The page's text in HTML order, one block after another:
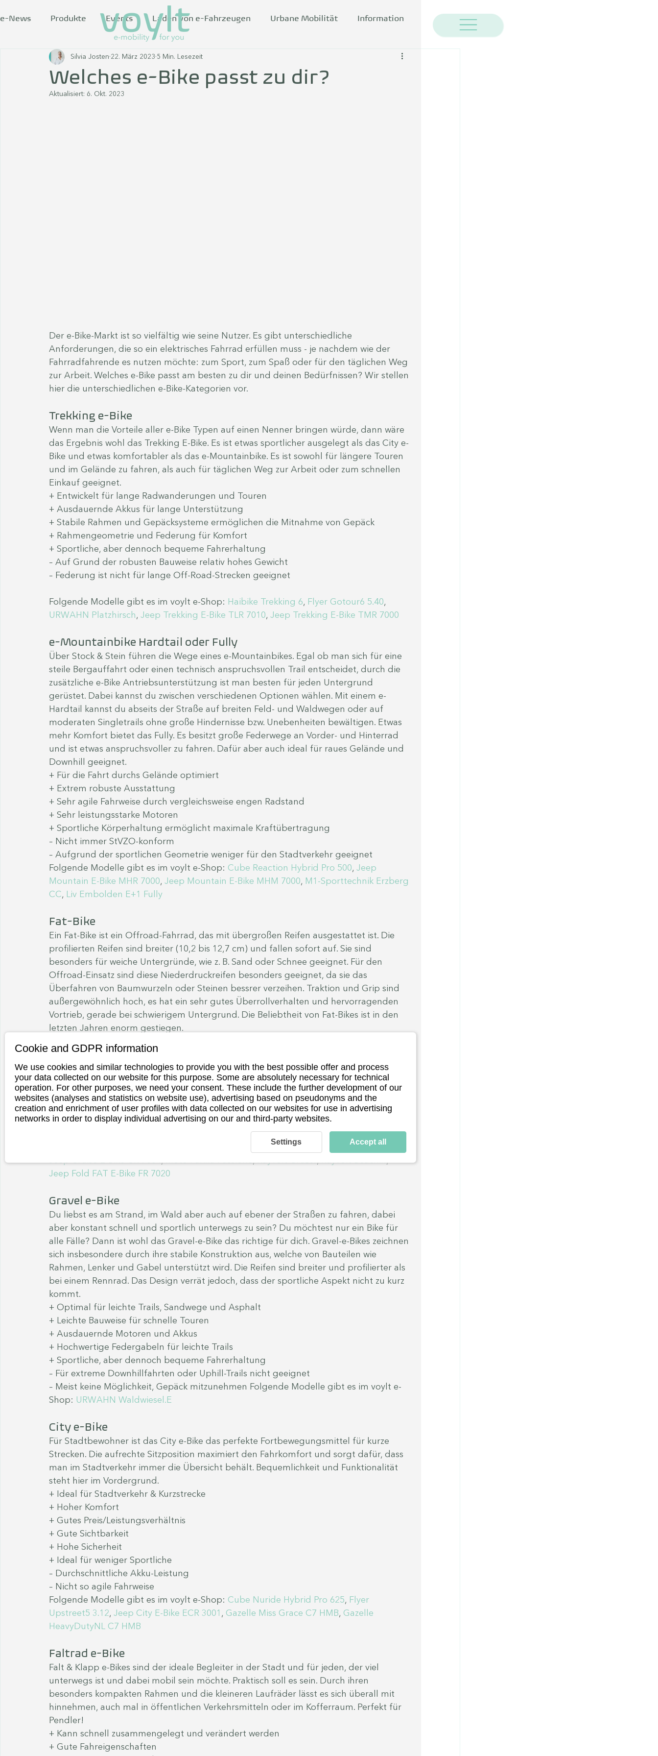
e-News Produkte Events Laden von e-Fahrzeugen Urbane Mobilität Information
Welches e-Bike passt zu dir?
Silvia Josten 22. März 2023 5 Min. Lesezeit
Aktualisiert: 6. Okt. 2023
Der e-Bike-Markt ist so vielfältig wie seine Nutzer. Es gibt unterschiedliche
Anforderungen, die so ein elektrisches Fahrrad erfüllen muss - je nachdem wie der
Fahrradfahrende es nutzen möchte: zum Sport, zum Spaß oder für den täglichen Weg
zur Arbeit. Welches e-Bike passt am besten zu dir und deinen Bedürfnissen? Wir stellen
hier die unterschiedlichen e-Bike-Kategorien vor.
Trekking e-Bike
Wenn man die Vorteile aller e-Bike Typen auf einen Nenner bringen würde, dann wäre
das Ergebnis wohl das Trekking E-Bike. Es ist etwas sportlicher ausgelegt als das City e-
Bike und etwas komfortabler als das e-Mountainbike. Es ist sowohl für längere Touren
und im Gelände zu fahren, als auch für täglichen Weg zur Arbeit oder zum schnellen
Einkauf geeignet.
+ Entwickelt für lange Radwanderungen und Touren
+ Ausdauernde Akkus für lange Unterstützung
+ Stabile Rahmen und Gepäcksysteme ermöglichen die Mitnahme von Gepäck
+ Rahmengeometrie und Federung für Komfort
+ Sportliche, aber dennoch bequeme Fahrerhaltung
– Auf Grund der robusten Bauweise relativ hohes Gewicht
– Federung ist nicht für lange Off-Road-Strecken geeignet
Folgende Modelle gibt es im voylt e-Shop: Haibike Trekking 6, Flyer Gotour6 5.40,
URWAHN Platzhirsch, Jeep Trekking E-Bike TLR 7010, Jeep Trekking E-Bike TMR 7000
e-Mountainbike Hardtail oder Fully
Über Stock & Stein führen die Wege eines e-Mountainbikes. Egal ob man sich für eine
steile Bergauffahrt oder einen technisch anspruchsvollen Trail entscheidet, durch die
zusätzliche e-Bike Antriebsunterstützung ist man besten für jeden Untergrund
gerüstet. Dabei kannst du zwischen verschiedenen Optionen wählen. Mit einem e-
Hardtail kannst du abseits der Straße auf breiten Feld- und Waldwegen oder auf
moderaten Singletrails ohne große Hindernisse bzw. Unebenheiten bewältigen. Etwas
mehr Komfort bietet das Fully. Es besitzt große Federwege an Vorder- und Hinterrad
und ist etwas anspruchsvoller zu fahren. Dafür aber auch ideal für raues Gelände und
Downhill geeignet.
+ Für die Fahrt durchs Gelände optimiert
+ Extrem robuste Ausstattung
+ Sehr agile Fahrweise durch vergleichsweise engen Radstand
+ Sehr leistungsstarke Motoren
+ Sportliche Körperhaltung ermöglicht maximale Kraftübertragung
– Nicht immer StVZO-konform
– Aufgrund der sportlichen Geometrie weniger für den Stadtverkehr geeignet
Folgende Modelle gibt es im voylt e-Shop: Cube Reaction Hybrid Pro 500, Jeep
Mountain E-Bike MHR 7000, Jeep Mountain E-Bike MHM 7000, M1-Sporttechnik Erzberg
CC, Liv Embolden E+1 Fully
Fat-Bike
Ein Fat-Bike ist ein Offroad-Fahrrad, das mit übergroßen Reifen ausgestattet ist. Die
profilierten Reifen sind breiter (10,2 bis 12,7 cm) und fallen sofort auf. Sie sind
besonders für weiche Untergründe, wie z. B. Sand oder Schnee geeignet. Für den
Offroad-Einsatz sind diese Niederdruckreifen besonders geeignet, da sie das
Überfahren von Baumwurzeln oder Steinen bessrer verzeihen. Traktion und Grip sind
außergewöhnlich hoch, es hat ein sehr gutes Überrollverhalten und hervorragenden
Vortrieb, gerade bei schwierigem Untergrund. Die Beliebtheit von Fat-Bikes ist in den
letzten Jahren enorm gestiegen.
+ Für die Fahrt durchs Gelände optimiert
+ Sehr guter Grip
+ Bessere Traktion
+ Fahrspaß
- Hoher Preis
- Hohes Gewicht
Jeep Mountain FAT E-Bike MHFR 7100,
Jeep Cruise E-Bike CR 7004, Moto Parilla Passione, Rayvolt Cruzer, Rayvolt Beachin,
Jeep Fold FAT E-Bike FR 7020
Gravel e-Bike
Du liebst es am Strand, im Wald aber auch auf ebener der Straßen zu fahren, dabei
aber konstant schnell und sportlich unterwegs zu sein? Du möchtest nur ein Bike für
alle Fälle? Dann ist wohl das Gravel-e-Bike das richtige für dich. Gravel-e-Bikes zeichnen
sich insbesondere durch ihre stabile Konstruktion aus, welche von Bauteilen wie
Rahmen, Lenker und Gabel unterstützt wird. Die Reifen sind breiter und profilierter als
bei einem Rennrad. Das Design verrät jedoch, dass der sportliche Aspekt nicht zu kurz
kommt.
+ Optimal für leichte Trails, Sandwege und Asphalt
+ Leichte Bauweise für schnelle Touren
+ Ausdauernde Motoren und Akkus
+ Hochwertige Federgabeln für leichte Trails
+ Sportliche, aber dennoch bequeme Fahrerhaltung
– Für extreme Downhillfahrten oder Uphill-Trails nicht geeignet
– Meist keine Möglichkeit, Gepäck mitzunehmen Folgende Modelle gibt es im voylt e-
Shop: URWAHN Waldwiesel.E
City e-Bike
Für Stadtbewohner ist das City e-Bike das perfekte Fortbewegungsmittel für kurze
Strecken. Die aufrechte Sitzposition maximiert den Fahrkomfort und sorgt dafür, dass
man im Stadtverkehr immer die Übersicht behält. Bequemlichkeit und Funktionalität
steht hier im Vordergrund.
+ Ideal für Stadtverkehr & Kurzstrecke
+ Hoher Komfort
+ Gutes Preis/Leistungsverhältnis
+ Gute Sichtbarkeit
+ Hohe Sicherheit
+ Ideal für weniger Sportliche
– Durchschnittliche Akku-Leistung
– Nicht so agile Fahrweise
Folgende Modelle gibt es im voylt e-Shop: Cube Nuride Hybrid Pro 625, Flyer
Upstreet5 3.12, Jeep City E-Bike ECR 3001 , Gazelle Miss Grace C7 HMB, Gazelle
HeavyDutyNL C7 HMB
Faltrad e-Bike
Falt & Klapp e-Bikes sind der ideale Begleiter in der Stadt und für jeden, der viel
unterwegs ist und dabei mobil sein möchte. Praktisch soll es sein. Durch ihren
besonders kompakten Rahmen und die kleineren Laufräder lässt es sich überall mit
hinnehmen, auch mal in öffentlichen Verkehrsmitteln oder im Kofferraum. Perfekt für
Pendler!
+ Kann schnell zusammengelegt und verändert werden
+ Gute Fahreigenschaften
Cookie and GDPR information
We use cookies and similar technologies to provide you with the best possible offer and process
your data collected on our website for this purpose. Some are absolutely necessary for technical
operation. For other purposes, we need your consent. These include the further development of our
websites (analyses and statistics on website use), advertising based on pseudonyms and the
creation and enrichment of user profiles with data collected on our websites for use in advertising
networks in order to display individual advertising on our and third-party websites.
Settings Accept all